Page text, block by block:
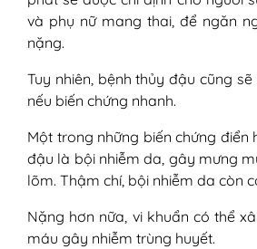
và phụ nữ mang thai, để ngăn
nặng.
Tuy nhiên, bệnh thủy đậu cũng
nếu biến chứng nhanh.
Một trong những biến chứng điển
đậu là bội nhiễm da, gây mưng
lõm. Thậm chí, bội nhiễm da còn
Nặng hơn nữa, vi khuẩn có thể
máu gây nhiễm trùng huyết.